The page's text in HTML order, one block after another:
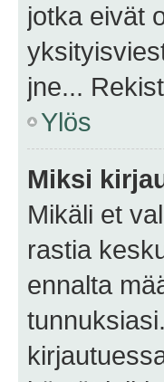
jotka eivät
jne...
Ylös
Miksi
Mikäli et
rastia
ennalta